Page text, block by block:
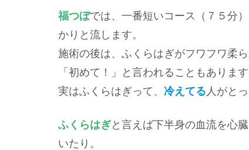
福つぼでは、一番短いコース（７５分
かりと流します。
施術の後は、ふくらはぎがフワフワ柔ら
「初めて！」と言われることもありま
実はふくらはぎって、 冷え てる 人がと
ふくらはぎと言えば下半身の血流を心
いたり。